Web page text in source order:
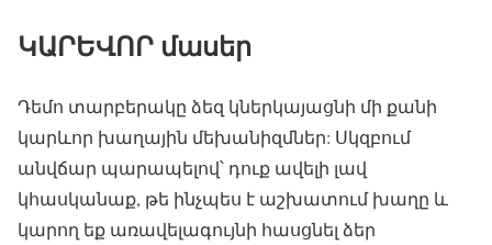
ԿԱՐԵՎՈՐ մասեր
Դեմո տարբերակը ձեզ կներկայացնի մի քանի
կարևոր խաղային մեխանիզմներ: Սկզբում
անվճար պարապելով՝ դուք ավելի լավ
կհասկանաք, թե ինչպես է աշխատում խաղը և
կարող եք առավելագույնի հասցնել ձեր